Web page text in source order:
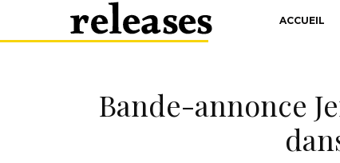
ACCUEIL
Bande-annonce